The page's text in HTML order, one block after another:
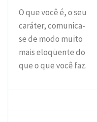
O que você é, o seu
caráter, comunica-
se de modo muito
mais eloqüente do
que o que você faz.